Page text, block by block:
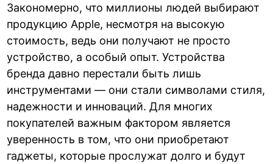
Закономерно, что миллионы людей выбирают
продукцию Apple, несмотря на высокую
стоимость, ведь они получают не просто
устройство, а особый опыт. Устройства
бренда давно перестали быть лишь
инструментами — они стали символами стиля,
надежности и инноваций. Для многих
покупателей важным фактором является
уверенность в том, что они приобретают
гаджеты, которые прослужат долго и будут